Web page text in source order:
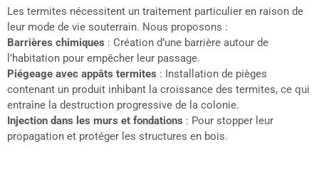
Les termites nécessitent un traitement particulier en raison de
leur mode de vie souterrain. Nous proposons :
Barrières chimiques : Création d’une barrière autour de
l’habitation pour empêcher leur passage.
Piégeage avec appâts termites : Installation de pièges
contenant un produit inhibant la croissance des termites, ce qui
entraîne la destruction progressive de la colonie.
Injection dans les murs et fondations : Pour stopper leur
propagation et protéger les structures en bois.